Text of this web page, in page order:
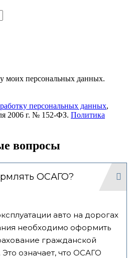
моих персональных данных.
персональных данных,
2006 г. № 152-ФЗ. Политика
вопросы
ОСАГО?
авто на дорогах
необходимо оформить
гражданской
Это означает, что ОСАГО